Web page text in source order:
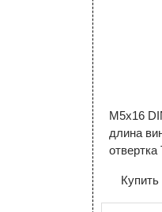
М5х16
длина
отвертка